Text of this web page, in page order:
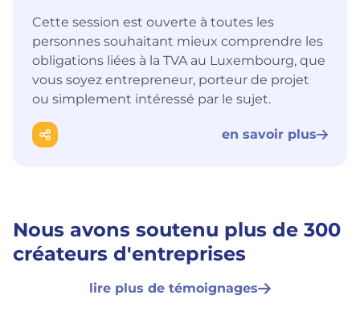
Cette session est ouverte à toutes les
personnes souhaitant mieux comprendre les
obligations liées à la TVA au Luxembourg, que
vous soyez entrepreneur, porteur de projet
ou simplement intéressé par le sujet.
en savoir plus
Nous avons soutenu plus de 300
créateurs d'entreprises
lire plus de témoignages